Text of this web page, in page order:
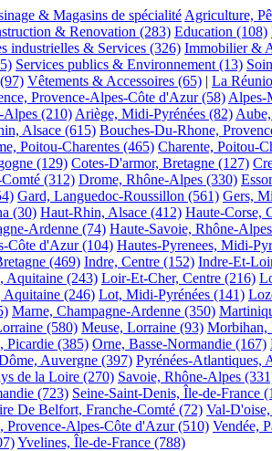
& Magasins de spécialité Agriculture,
& Renovation (283) Education (108)
industrielles & Services (326) Immobilier &
Services publics & Environnement (13)
(97) Vêtements & Accessoires (65) | La
Provence-Alpes-Côte d'Azur (58) Alpes-
Alpes (210) Ariège, Midi-Pyrénées (82)
Alsace (615) Bouches-Du-Rhone,
Poitou-Charentes (465) Charente, Poitou-
(129) Cotes-D'armor, Bretagne (127)
(312) Drome, Rhône-Alpes (330)
Gard, Languedoc-Roussillon (561) Gers,
(30) Haut-Rhin, Alsace (412) Haute-Corse,
Ardenne (74) Haute-Savoie, Rhône-Alpes
Côte d'Azur (104) Hautes-Pyrenees, Midi-
(469) Indre, Centre (152) Indre-Et-
Aquitaine (243) Loir-Et-Cher, Centre (216)
Aquitaine (246) Lot, Midi-Pyrénées (141)
Marne, Champagne-Ardenne (350)
(580) Meuse, Lorraine (93) Morbihan,
Picardie (385) Orne, Basse-Normandie (167)
Auvergne (397) Pyrénées-Atlantiques,
de la Loire (270) Savoie, Rhône-Alpes
(723) Seine-Saint-Denis, Île-de-France
De Belfort, Franche-Comté (72) Val-
Provence-Alpes-Côte d'Azur (510) Vendée,
Yvelines, Île-de-France (788)